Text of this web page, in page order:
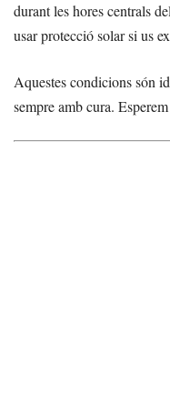
durant les hores centrals
usar protecció solar si us
Aquestes condicions són
sempre amb cura.